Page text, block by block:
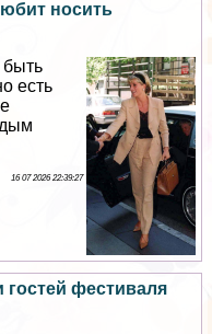
носить
быть
есть
16 07 2026 22:39:27
гостей фестиваля